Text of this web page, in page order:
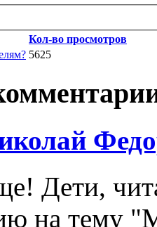
Кол-во просмотров
5625
Дети,
на тему